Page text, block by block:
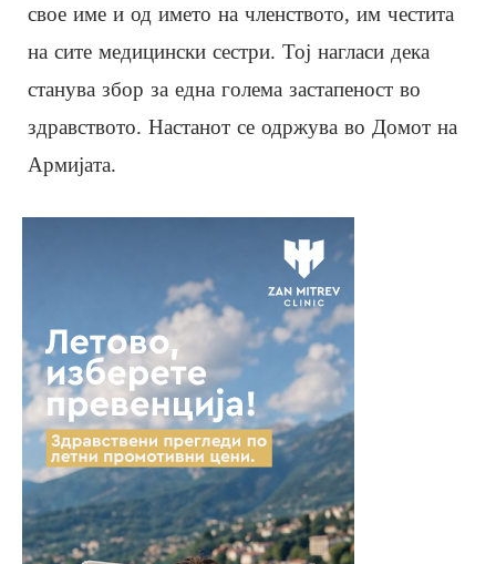
свое име и од името на членството, им честита
на сите медицински сестри. Тој нагласи дека
станува збор за една голема застапеност во
здравството. Настанот се одржува во Домот на
Армијата.